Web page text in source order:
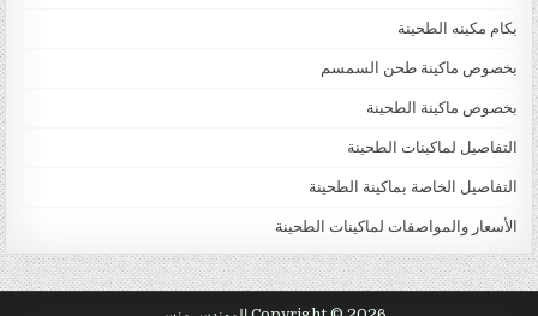
بكام مكينه الطحينة
بخصوص ماكينة طحن السمسم
بخصوص ماكينة الطحينة
التفاصيل لماكينات الطحينة
التفاصيل الخاصة بماكينة الطحينة
الأسعار والمواصفات لماكينات الطحينة